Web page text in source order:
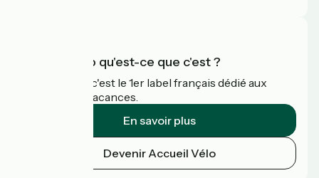
Accueil Vélo qu'est-ce que c'est ?
Accueil Vélo c'est le 1er label français dédié aux
cyclistes en vacances.
En savoir plus
Devenir Accueil Vélo